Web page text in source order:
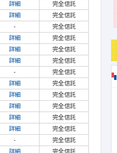
詳細
完全信託
詳細
完全信託
- 完全信託
詳細
完全信託
詳細
完全信託
詳細
完全信託
- 完全信託
詳細
完全信託
詳細
完全信託
詳細
完全信託
詳細 完全信託
詳細
完全信託
-
完全信託
詳細 完全信託